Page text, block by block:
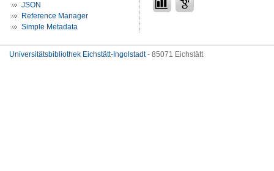
JSON
Reference Manager
Simple Metadata
Universitätsbibliothek Eichstätt-Ingolstadt- 85071 Eichstätt